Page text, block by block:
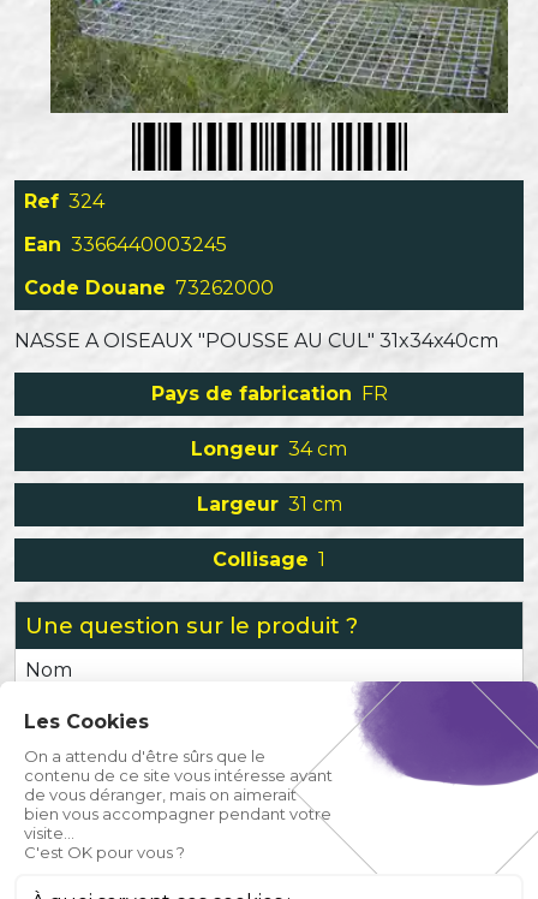
Ref 324
Ean 3366440003245
Code Douane 73262000
NASSE A OISEAUX "POUSSE AU CUL" 31x34x40cm
Pays de fabrication FR
Longeur 34 cm
Largeur 31 cm
Collisage 1
Une question sur le produit ?
Nom
Prénom
Email
Téléphone
Les Cookies
On a attendu d'être sûrs que le
contenu de ce site vous intéresse avant
de vous déranger, mais on aimerait
bien vous accompagner pendant votre
visite...
C'est OK pour vous ?